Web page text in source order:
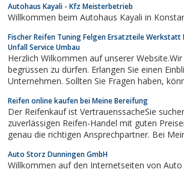
Autohaus Kayali - Kfz Meisterbetrieb
Willkommen beim Autohaus Kayali in
Fischer Reifen Tuning Felgen Ersatzteile Werkstatt
Unfall Service Umbau
Herzlich Wilkommen auf unserer
begrüssen zu dürfen. Erlangen Sie einen
Unternehmen. Sollten Sie Fragen haben, können Sie uns auf
Spass beim “Surfen”.Ihr Reifen- u. Autoservice
Reifen online kaufen bei Meine Bereifung
Der Reifenkauf ist VertrauenssacheSie
zuverlässigen Reifen-Handel mit guten
genau die richtigen Ansprechpartner. Bei
welches Fahrzeug. Bestellen Sie einfach
Website oder kommen Sie direkt...
Auto Storz Dunningen GmbH
Willkommen auf den Internetseiten von Auto